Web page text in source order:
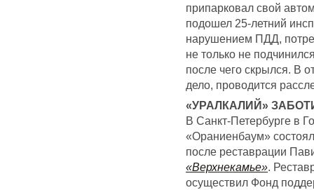
припарковал свой
подошел 25-летний
нарушением ПДД,
не только не
после чего скрылся. В
дело, проводится
«УРАЛКАЛИЙ»
В Санкт-Петербурге в
«Ораниенбаум»
после реставрации
«Верхнекамье».
осуществил Фонд